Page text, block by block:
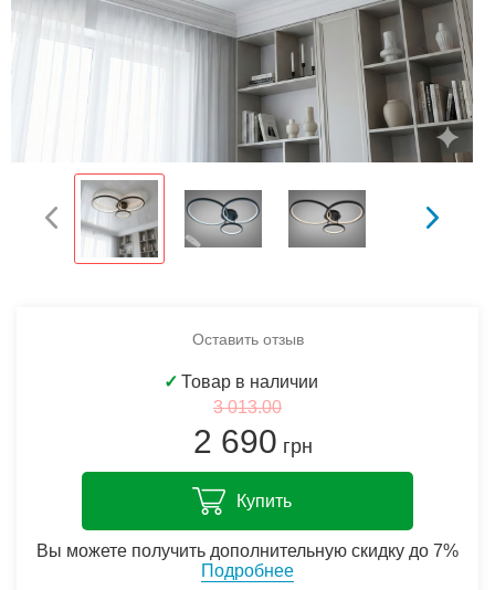
Оставить отзыв
✓ Товар в наличии
3 013.00
2 690 грн
Купить
Вы можете получить дополнительную скидку до 7%
Подробнее